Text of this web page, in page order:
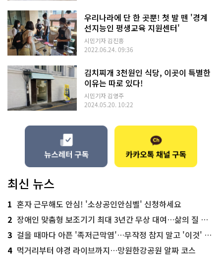
우리나라에 단 한 곳뿐! 첫 발 뗀 '경계
선지능인 평생교육 지원센터'
시민기자 김진흥
2022.06.24. 09:36
김치찌개 3천원인 식당, 이곳이 특별한
이유는 따로 있다!
시민기자 김영주
2024.05.20. 10:22
최신 뉴스
1 혼자 근무해도 안심! '소상공인안심벨' 신청하세요
2 장애인 맞춤형 보조기기 최대 3년간 무상 대여…삶의 질 높인다
3 걸을 때마다 아픈 '족저근막염'…무작정 참지 말고 '이것' 해보세요!
4 먹거리부터 야경 라이브까지…망원한강공원 알짜 코스